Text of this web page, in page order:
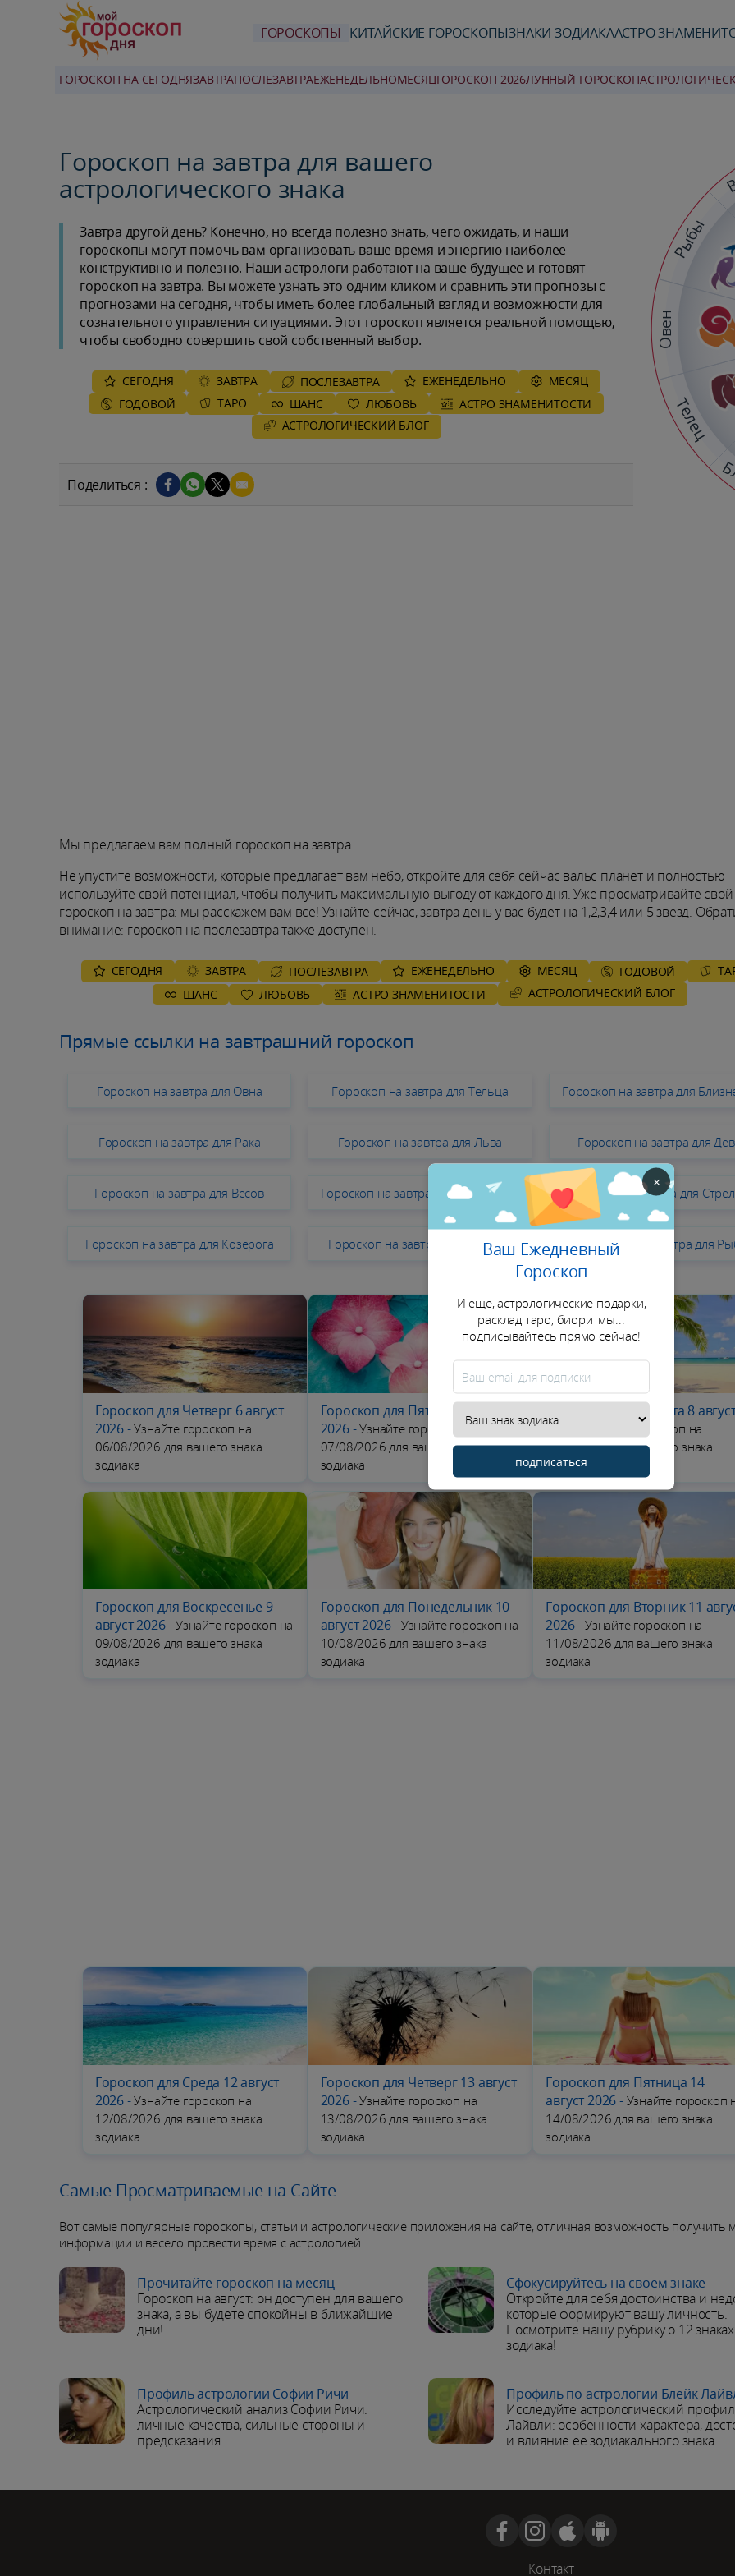
ГОРОСКОПЫ КИТАЙСКИЕ ГОРОСКОПЫЗНАКИ ЗОДИАКААСТРО
ГОРОСКОП НА СЕГОДНЯЗАВТРАПОСЛЕЗАВТРАЕЖЕНЕДЕЛЬНОMЕСЯЦГОРОСКОП 2026ЛУННЫЙ ГОРОСКОП
Гороскоп на завтра для вашего
астрологического знака
Завтра другой день? Конечно, но всегда полезно знать, чего ожидать, и наши
гороскопы могут помочь вам организовать ваше время и энергию наиболее
конструктивно и полезно. Наши астрологи работают на ваше будущее и готовят
гороскоп на завтра. Вы можете узнать это одним кликом и сравнить эти прогнозы с
прогнозами на сегодня, чтобы иметь более глобальный взгляд и возможности для
сознательного управления ситуациями. Этот гороскоп является реальной помощью,
чтобы свободно совершить свой собственный выбор.
СЕГОДНЯ ЗАВТРА ПОСЛЕЗАВТРА ЕЖЕНЕДЕЛЬНО
MЕСЯЦ
ГОДОВОЙ
ТАРО ШАНС ЛЮБОВЬ
АСТРО ЗНАМЕНИТОСТИ
AСТРОЛОГИЧЕСКИЙ БЛОГ
Поделиться :
Овен
Телец
Рыбы
Мы предлагаем вам полный гороскоп на завтра.
Не упустите возможности, которые предлагает вам небо, откройте для себя сейчас вальс планет и полностью
используйте свой потенциал, чтобы получить максимальную выгоду от каждого дня. Уже просматривайте свой
гороскоп на завтра: мы расскажем вам все! Узнайте сейчас, завтра день у вас будет на 1,2,3,4 или 5 звезд.
внимание: ​​гороскоп на послезавтра также доступен.
СЕГОДНЯ ЗАВТРА ПОСЛЕЗАВТРА ЕЖЕНЕДЕЛЬНО MЕСЯЦ ГОДОВОЙ
ШАНС
ЛЮБОВЬ АСТРО ЗНАМЕНИТОСТИ AСТРОЛОГИЧЕСКИЙ БЛОГ
Прямые ссылки на завтрашний гороскоп
Гороскоп на завтра для Овна Гороскоп на завтра для Тельца Гороскоп на завтра для
Гороскоп на завтра для Рака Гороскоп на завтра для Льва Гороскоп на завтра для
Гороскоп на завтра для Весов Гороскоп на завтра для Скорпиона Гороскоп на завтра для
Гороскоп на завтра для Козерога Гороскоп на завтра для Водолея Гороскоп на завтра для
Гороскоп для Четверг 6 август
2026-Узнайте гороскоп на
06/08/2026 для вашего знака
зодиака
Гороскоп для Пятница 7 август
2026-Узнайте гороскоп на
07/08/2026 для вашего знака
зодиака
Гороскоп для Суббота 8
2026
Узнайте гороскоп на
08/08/2026 для вашего знака
зодиака
Гороскоп для Воскресенье 9
август 2026-Узнайте гороскоп на
09/08/2026 для вашего знака
зодиака
Гороскоп для Понедельник 10
август 2026- Узнайте гороскоп на
10/08/2026 для вашего знака
зодиака
Гороскоп для Вторник 11
2026- Узнайте гороскоп на
11/08/2026 для вашего знака
зодиака
Гороскоп для Среда 12 август
2026-Узнайте гороскоп на
12/08/2026 для вашего знака
зодиака
Гороскоп для Четверг 13 август
2026-Узнайте гороскоп на
13/08/2026 для вашего знака
зодиака
Гороскоп для Пятница 14
август 2026- Узнайте гороскоп
14/08/2026 для вашего знака
зодиака
Самые Просматриваемые на Сайте
Вот самые популярные гороскопы, статьи и астрологические приложения на сайте, отличная возможность получить
информации и весело провести время с астрологией.
Прочитайте гороскоп на месяц
Гороскоп на август: он доступен для вашего
знака, а вы будете спокойны в ближайшие
дни!
Сфокусируйтесь на своем знаке
Откройте для себя достоинства и
которые формируют вашу личность.
Посмотрите нашу рубрику о 12 знаках
зодиака!
Профиль астрологии Софии Ричи
Астрологический анализ Софии Ричи:
личные качества, сильные стороны и
предсказания.
Профиль по астрологии Блейк
Исследуйте астрологический
Лайвли: особенности характера,
и влияние ее зодиакального знака.
Контакт
×
Ваш Ежедневный
Гороскоп
И еще, астрологические подарки,
расклад таро, биоритмы...
подписывайтесь прямо сейчас!
подписаться